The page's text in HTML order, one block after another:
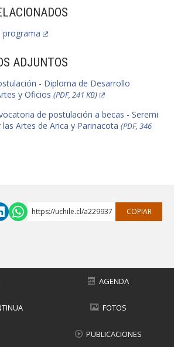
programa
ADJUNTOS
- Diploma de Desarrollo
y Oficios (PDF, 241 KB)
de postulación a becas - Seremi
las Artes de Arica y Parinacota (PDF, 346
https://uchile.cl/a229937 COPIAR
AGENDA
FOTOS
PUBLICACIONES